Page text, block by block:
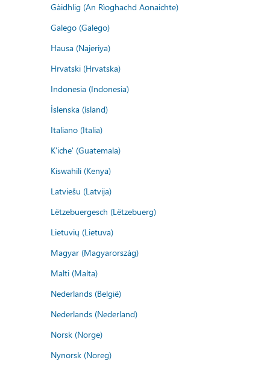
Gàidhlig (An Rìoghachd Aonaichte)
Galego (Galego)
Hausa (Najeriya)
Hrvatski (Hrvatska)
Indonesia (Indonesia)
Íslenska (ísland)
Italiano (Italia)
K'iche' (Guatemala)
Kiswahili (Kenya)
Latviešu (Latvija)
Lëtzebuergesch (Lëtzebuerg)
Lietuvių (Lietuva)
Magyar (Magyarország)
Malti (Malta)
Nederlands (België)
Nederlands (Nederland)
Norsk (Norge)
Nynorsk (Noreg)